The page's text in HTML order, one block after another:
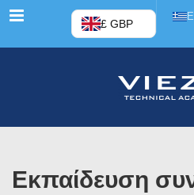
Μενού £ GBP
Εκπαίδευση